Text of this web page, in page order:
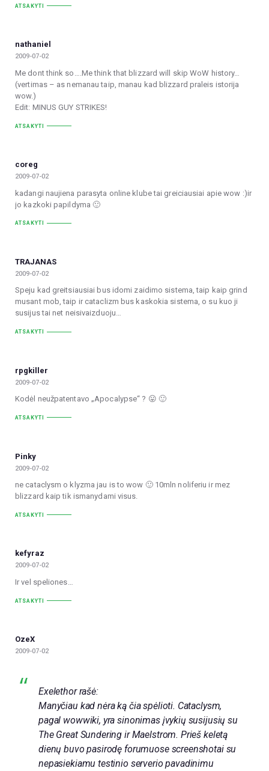
ATSAKYTI
nathaniel
2009-07-02
Me dont think so….Me think that blizzard will skip WoW history…
(vertimas – as nemanau taip, manau kad blizzard praleis istorija
wow.)
Edit: MINUS GUY STRIKES!
ATSAKYTI
coreg
2009-07-02
kadangi naujiena parasyta online klube tai greiciausiai apie wow :)ir
jo kazkoki papildyma 🙂
ATSAKYTI
TRAJANAS
2009-07-02
Speju kad greitsiausiai bus idomi zaidimo sistema, taip kaip grind
musant mob, taip ir cataclizm bus kaskokia sistema, o su kuo ji
susijus tai net neisivaizduoju…
ATSAKYTI
rpgkiller
2009-07-02
Kodėl neužpatentavo „Apocalypse“ ? 😛 🙂
ATSAKYTI
Pinky
2009-07-02
ne cataclysm o klyzma jau is to wow 🙂 10mln noliferiu ir mez
blizzard kaip tik ismanydami visus.
ATSAKYTI
kefyraz
2009-07-02
Ir vel speliones…
ATSAKYTI
OzeX
2009-07-02
Exelethor rašė:
Manyčiau kad nėra ką čia spėlioti. Cataclysm,
pagal wowwiki, yra sinonimas įvykių susijusių su
The Great Sundering ir Maelstrom. Prieš keletą
dienų buvo pasirodę forumuose screenshotai su
nepasiekiamu testinio serverio pavadinimu